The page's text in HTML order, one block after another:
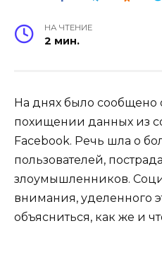
НА ЧТЕНИЕ
2 мин.
На днях было сообщено
похищении данных из
Facebook. Речь шла о
пользователей,
злоумышленников.
внимания, уделенного
объясниться, как же и